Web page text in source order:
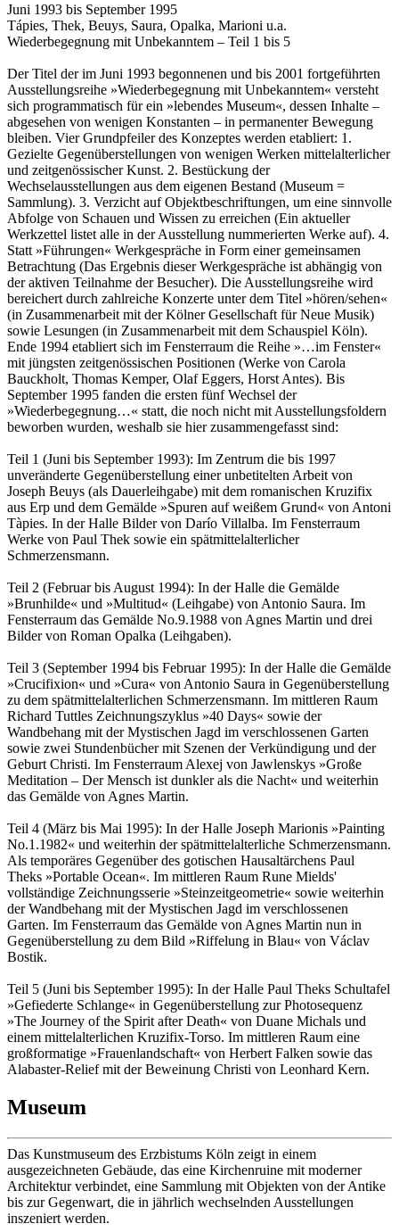
Juni 1993 bis September 1995
Tápies, Thek, Beuys, Saura, Opalka, Marioni u.a.
Wiederbegegnung mit Unbekanntem – Teil 1 bis 5
Der Titel der im Juni 1993 begonnenen und bis 2001 fortgeführten
Ausstellungsreihe »Wiederbegegnung mit Unbekanntem« versteht
sich programmatisch für ein »lebendes Museum«, dessen Inhalte –
abgesehen von wenigen Konstanten – in permanenter Bewegung
bleiben. Vier Grundpfeiler des Konzeptes werden etabliert: 1.
Gezielte Gegenüberstellungen von wenigen Werken mittelalterlicher
und zeitgenössischer Kunst. 2. Bestückung der
Wechselausstellungen aus dem eigenen Bestand (Museum =
Sammlung). 3. Verzicht auf Objektbeschriftungen, um eine sinnvolle
Abfolge von Schauen und Wissen zu erreichen (Ein aktueller
Werkzettel listet alle in der Ausstellung nummerierten Werke auf). 4.
Statt »Führungen« Werkgespräche in Form einer gemeinsamen
Betrachtung (Das Ergebnis dieser Werkgespräche ist abhängig von
der aktiven Teilnahme der Besucher). Die Ausstellungsreihe wird
bereichert durch zahlreiche Konzerte unter dem Titel »hören/sehen«
(in Zusammenarbeit mit der Kölner Gesellschaft für Neue Musik)
sowie Lesungen (in Zusammenarbeit mit dem Schauspiel Köln).
Ende 1994 etabliert sich im Fensterraum die Reihe »…im Fenster«
mit jüngsten zeitgenössischen Positionen (Werke von Carola
Bauckholt, Thomas Kemper, Olaf Eggers, Horst Antes). Bis
September 1995 fanden die ersten fünf Wechsel der
»Wiederbegegnung…« statt, die noch nicht mit Ausstellungsfoldern
beworben wurden, weshalb sie hier zusammengefasst sind:
Teil 1 (Juni bis September 1993): Im Zentrum die bis 1997
unveränderte Gegenüberstellung einer unbetitelten Arbeit von
Joseph Beuys (als Dauerleihgabe) mit dem romanischen Kruzifix
aus Erp und dem Gemälde »Spuren auf weißem Grund« von Antoni
Tàpies. In der Halle Bilder von Darío Villalba. Im Fensterraum
Werke von Paul Thek sowie ein spätmittelalterlicher
Schmerzensmann.
Teil 2 (Februar bis August 1994): In der Halle die Gemälde
»Brunhilde« und »Multitud« (Leihgabe) von Antonio Saura. Im
Fensterraum das Gemälde No.9.1988 von Agnes Martin und drei
Bilder von Roman Opalka (Leihgaben).
Teil 3 (September 1994 bis Februar 1995): In der Halle die Gemälde
»Crucifixion« und »Cura« von Antonio Saura in Gegenüberstellung
zu dem spätmittelalterlichen Schmerzensmann. Im mittleren Raum
Richard Tuttles Zeichnungszyklus »40 Days« sowie der
Wandbehang mit der Mystischen Jagd im verschlossenen Garten
sowie zwei Stundenbücher mit Szenen der Verkündigung und der
Geburt Christi. Im Fensterraum Alexej von Jawlenskys »Große
Meditation – Der Mensch ist dunkler als die Nacht« und weiterhin
das Gemälde von Agnes Martin.
Teil 4 (März bis Mai 1995): In der Halle Joseph Marionis »Painting
No.1.1982« und weiterhin der spätmittelalterliche Schmerzensmann.
Als temporäres Gegenüber des gotischen Hausaltärchens Paul
Theks »Portable Ocean«. Im mittleren Raum Rune Mields'
vollständige Zeichnungsserie »Steinzeitgeometrie« sowie weiterhin
der Wandbehang mit der Mystischen Jagd im verschlossenen
Garten. Im Fensterraum das Gemälde von Agnes Martin nun in
Gegenüberstellung zu dem Bild »Riffelung in Blau« von Václav
Bostik.
Teil 5 (Juni bis September 1995): In der Halle Paul Theks Schultafel
»Gefiederte Schlange« in Gegenüberstellung zur Photosequenz
»The Journey of the Spirit after Death« von Duane Michals und
einem mittelalterlichen Kruzifix-Torso. Im mittleren Raum eine
großformatige »Frauenlandschaft« von Herbert Falken sowie das
Alabaster-Relief mit der Beweinung Christi von Leonhard Kern.
Museum
Das Kunstmuseum des Erzbistums Köln zeigt in einem
ausgezeichneten Gebäude, das eine Kirchenruine mit moderner
Architektur verbindet, eine Sammlung mit Objekten von der Antike
bis zur Gegenwart, die in jährlich wechselnden Ausstellungen
inszeniert werden.